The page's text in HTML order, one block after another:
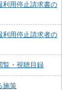
利用停止請求書の
利用停止請求者の
覧・視聴目録
施策